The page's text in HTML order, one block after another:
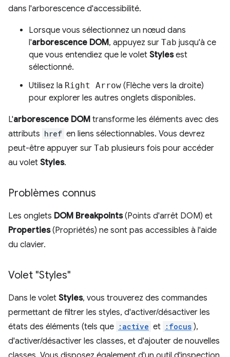
dans l'arborescence d'accessibilité.
Lorsque vous sélectionnez un nœud dans
l'arborescence DOM, appuyez sur Tab jusqu'à ce
que vous entendiez que le volet Stylesest
sélectionné.
Utilisez la Right Arrow (Flèche vers la droite)
pour explorer les autres onglets disponibles.
L'arborescence DOM transforme les éléments avec des
attributs href en liens sélectionnables. Vous devrez
peut-être appuyer sur Tab plusieurs fois pour accéder
au volet Styles.
Problèmes connus
Les onglets DOM Breakpoints(Points d'arrêt DOM) et
Properties(Propriétés) ne sont pas accessibles à l'aide
du clavier.
Volet "Styles"
Dans le volet Styles, vous trouverez des commandes
permettant de filtrer les styles, d'activer/désactiver les
états des éléments (tels que :active et :focus ),
d'activer/désactiver les classes, et d'ajouter de nouvelles